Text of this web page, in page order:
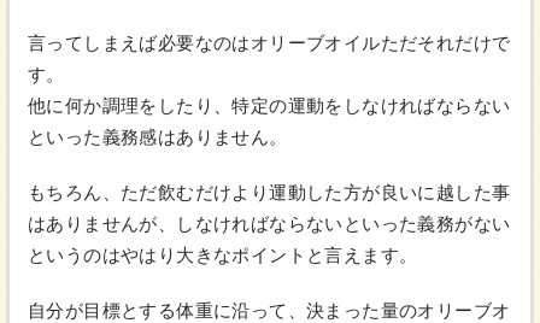
言ってしまえば必要なのはオリーブオイルただそれだけで
す。
他に何か調理をしたり、特定の運動をしなければならない
といった義務感はありません。
もちろん、ただ飲むだけより運動した方が良いに越した事
はありませんが、しなければならないといった義務がない
というのはやはり大きなポイントと言えます。
自分が目標とする体重に沿って、決まった量のオリーブオ